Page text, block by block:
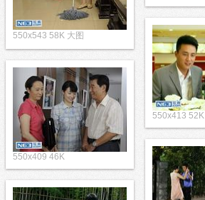
550x543 58K 大图
550x413 52K
550x409 46K